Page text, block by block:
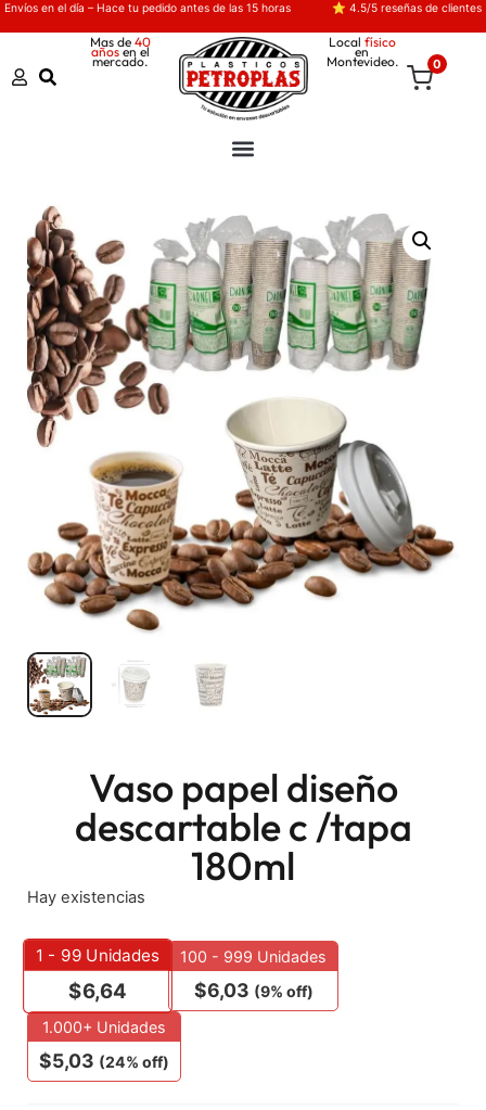
Envíos en el día – Hace tu pedido antes de las 15 horas ⭐ 4.5/5 reseñas de clientes
Mas de 40
añosen el
mercado.
Local físico
en
Montevideo. 0
Vaso papel diseño
descartable c /tapa
180ml
Hay existencias
1 - 99 Unidades
$6,64
100 - 999 Unidades
$6,03 (9% off)
1.000+ Unidades
$5,03 (24% off)